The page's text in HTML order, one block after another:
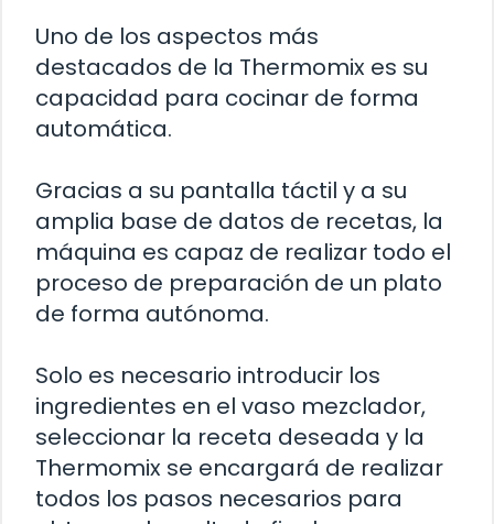
Uno de los aspectos más
destacados de la Thermomix es su
capacidad para cocinar de forma
automática.
Gracias a su pantalla táctil y a su
amplia base de datos de recetas, la
máquina es capaz de realizar todo el
proceso de preparación de un plato
de forma autónoma.
Solo es necesario introducir los
ingredientes en el vaso mezclador,
seleccionar la receta deseada y la
Thermomix se encargará de realizar
todos los pasos necesarios para